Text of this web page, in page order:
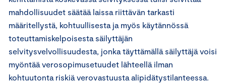
mahdollisuudet säätää laissa riittävän tarkasti
määritellystä, kohtuullisesta ja myös käytännössä
toteuttamiskelpoisesta säilyttäjän
selvitysvelvollisuudesta, jonka täyttämällä säilyttäjä voisi
myöntää verosopimusetuudet lähteellä ilman
kohtuutonta riskiä verovastuusta alipidätystilanteessa.